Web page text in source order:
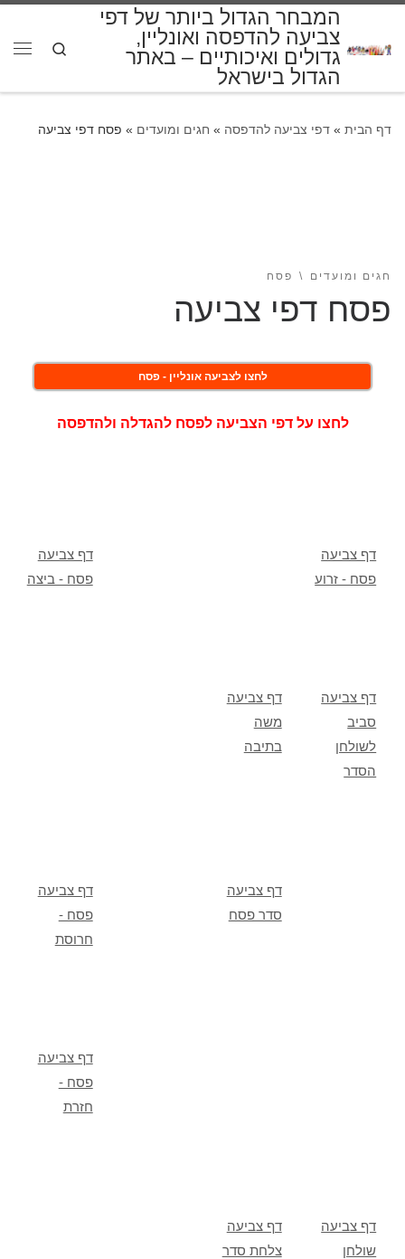
המבחר הגדול ביותר של דפי
צביעה להדפסה ואונליין,
גדולים ואיכותיים – באתר
הגדול בישראל
Search
דף הבית » דפי צביעה להדפסה » חגים ומועדים » פסח דפי צביעה
חגים ומועדים פסח
פסח דפי צביעה
לחצו לצביעה אונליין - פסח
לחצו על דפי הצביעה לפסח להגדלה ולהדפסה
דף צביעה
פסח - ביצה
דף צביעה
פסח - זרוע
דף צביעה
משה
בתיבה
דף צביעה
סביב
לשולחן
הסדר
דף צביעה
פסח -
חרוסת
דף צביעה
סדר פסח
דף צביעה
פסח -
חזרת
דף צביעה
צלחת סדר
דף צביעה
שולחן